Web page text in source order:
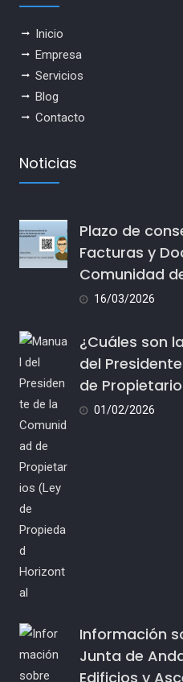
Inicio
Empresa
Servicios
Blog
Contacto
Noticias
Plazo de
Facturas y
Comunidad
16/03/2026
¿Cuáles son
del
de
01/02/2026
Información
Junta de
Edificios y